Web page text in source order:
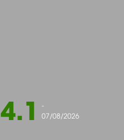
4.1
-
07/08/2026